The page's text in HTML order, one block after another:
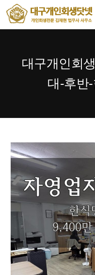
용
으
메뉴 건너뛰기
대구개인회
대-후반